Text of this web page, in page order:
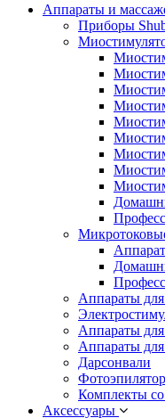
Аппараты и
Приборы
Аппараты
Аппараты для
Аппараты
Дарсонвали
Комплекты
Аксессуары